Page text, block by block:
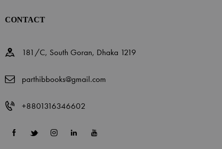
CONTACT
181/C, South Goran, Dhaka 1219
parthibbooks@gmail.com
+8801316346602